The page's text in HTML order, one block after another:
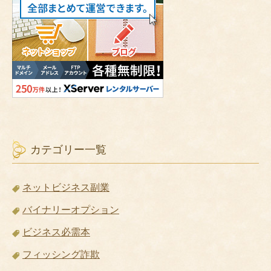
カテゴリー一覧
ネットビジネス副業
バイナリーオプション
ビジネス必需本
フィッシング詐欺